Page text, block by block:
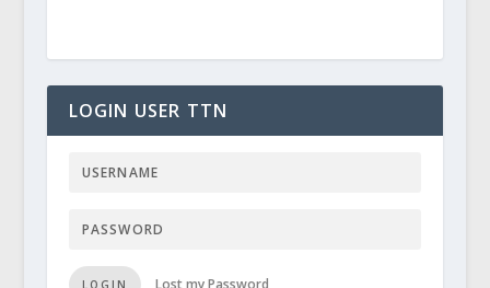
LOGIN USER TTN
LOGIN Lost my Password